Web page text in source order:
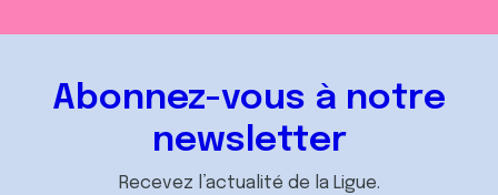
Abonnez-vous à notre
newsletter
Recevez l’actualité de la Ligue.